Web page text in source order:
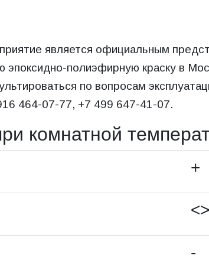
является официальным
полиэфирную краску в
по вопросам
464-07-77‬, +7 499 647-41-07‬.
комнатной
+
<>
-